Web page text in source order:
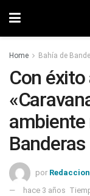
Home Bahía de
Con
ambiente
Banderas
por
hace 3 años